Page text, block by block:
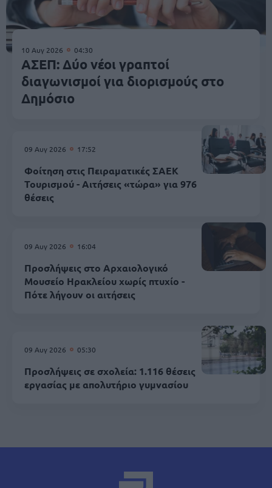
10 Αυγ 2026 04:30
ΑΣΕΠ: Δύο νέοι γραπτοί
διαγωνισμοί για διορισμούς στο
Δημόσιο
09 Αυγ 2026 17:52
Φοίτηση στις Πειραματικές ΣΑΕΚ
Τουρισμού - Αιτήσεις «τώρα» για 976
θέσεις
09 Αυγ 2026 16:04
Προσλήψεις στο Αρχαιολογικό
Μουσείο Ηρακλείου χωρίς πτυχίο -
Πότε λήγουν οι αιτήσεις
09 Αυγ 2026 05:30
Προσλήψεις σε σχολεία: 1.116 θέσεις
εργασίας με απολυτήριο γυμνασίου